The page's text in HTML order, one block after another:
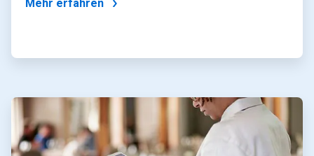
Mehr erfahren
ArticleTile
von
4